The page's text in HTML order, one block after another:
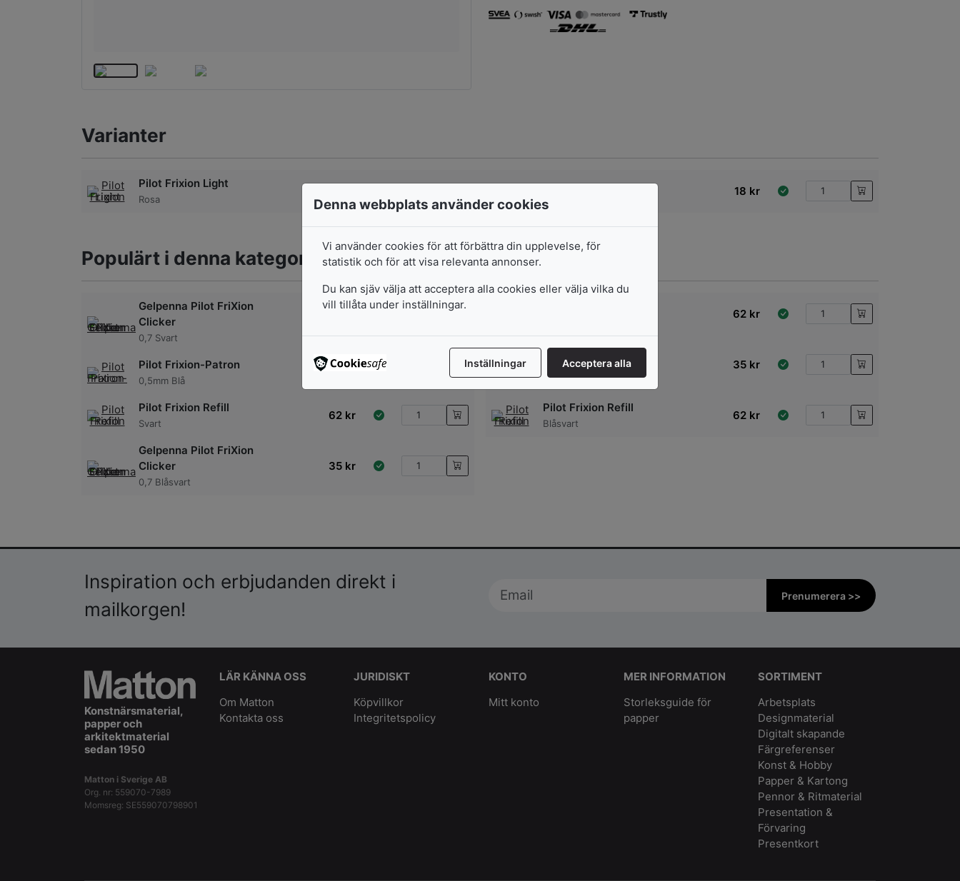
Varianter
Pilot Frixion Light
Rosa
18 kr
Populärt i denna kategori
Gelpenna Pilot FriXion
Clicker
0,7 Svart
Pilot Frixion-Patron
0,5mm Blå
62 kr
Pilot Frixion Refill
Svart
62 kr
Gelpenna Pilot FriXion
Clicker
0,7 Blåsvart
35 kr
62 kr
Gelpenna Pilot FriXion
Clicker
0,7 Grön
35 kr
Pilot Frixion Refill
Blåsvart
62 kr
Inspiration och erbjudanden direkt i
mailkorgen!
Prenumerera >>
Konstnärsmaterial,
papper och
arkitektmaterial
sedan 1950
Matton i Sverige AB
Org. nr: 559070-7989
Momsreg: SE559070798901
LÄR KÄNNA OSS
Om Matton
Kontakta oss
JURIDISKT
Köpvillkor
Integritetspolicy
KONTO
Mitt konto
MER INFORMATION
Storleksguide för
papper
SORTIMENT
Arbetsplats
Designmaterial
Digitalt skapande
Färgreferenser
Konst & Hobby
Papper & Kartong
Pennor & Ritmaterial
Presentation &
Förvaring
Presentkort
Denna webbplats använder cookies
Vi använder cookies för att förbättra din upplevelse, för
statistik och för att visa relevanta annonser.
Du kan sjäv välja att acceptera alla cookies eller välja vilka du
vill tillåta under inställningar.
Inställningar Acceptera alla